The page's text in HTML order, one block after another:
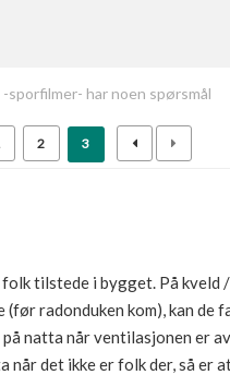
-sporfilmer- har noen spørsmål
2 3
tilstede i bygget. På kveld
radonduken kom), kan de
natta når ventilasjonen er
det ikke er folk der, så er